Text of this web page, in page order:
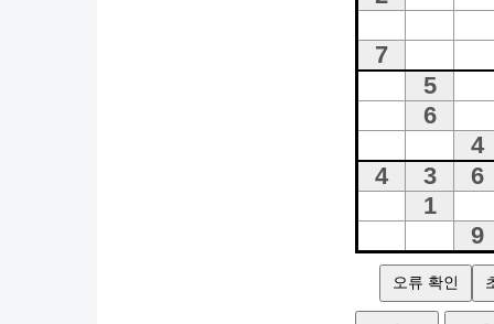
오류 확인